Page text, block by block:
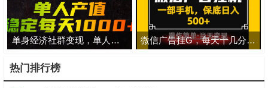
单身经济社群变现，单人每天产值稳定1000+ 微信广告挂G，每天十几分钟，稳定日入500+，一部手机就能做！
热门排行榜